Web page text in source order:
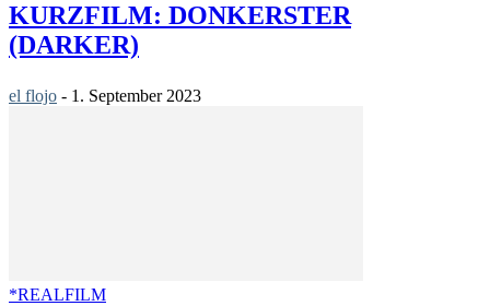
KURZFILM: DONKERSTER
(DARKER)
el flojo - 1. September 2023
*REALFILM